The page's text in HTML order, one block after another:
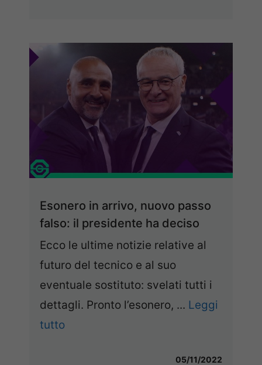
Esonero in arrivo, nuovo passo
falso: il presidente ha deciso
Ecco le ultime notizie relative al
futuro del tecnico e al suo
eventuale sostituto: svelati tutti i
dettagli. Pronto l’esonero, ... Leggi
tutto
05/11/2022